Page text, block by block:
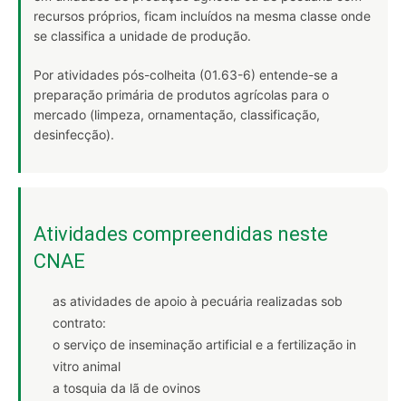
recursos próprios, ficam incluídos na mesma classe onde
se classifica a unidade de produção.
Por atividades pós-colheita (01.63-6) entende-se a
preparação primária de produtos agrícolas para o
mercado (limpeza, ornamentação, classificação,
desinfecção).
Atividades compreendidas neste
CNAE
as atividades de apoio à pecuária realizadas sob
contrato:
o serviço de inseminação artificial e a fertilização in
vitro animal
a tosquia da lã de ovinos